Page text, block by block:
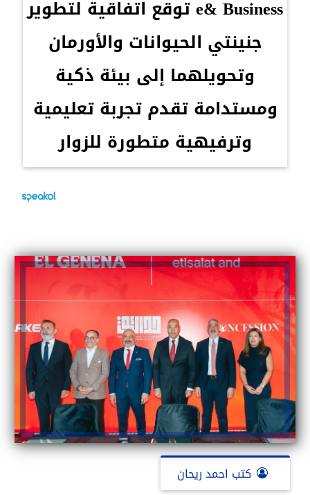
e& Business توقع اتفاقية لتطوير
جنينتي الحيوانات والأورمان
وتحويلهما إلى بيئة ذكية
ومستدامة تقدم تجربة تعليمية
وترفيهية متطورة للزوار
كتب احمد ريحان